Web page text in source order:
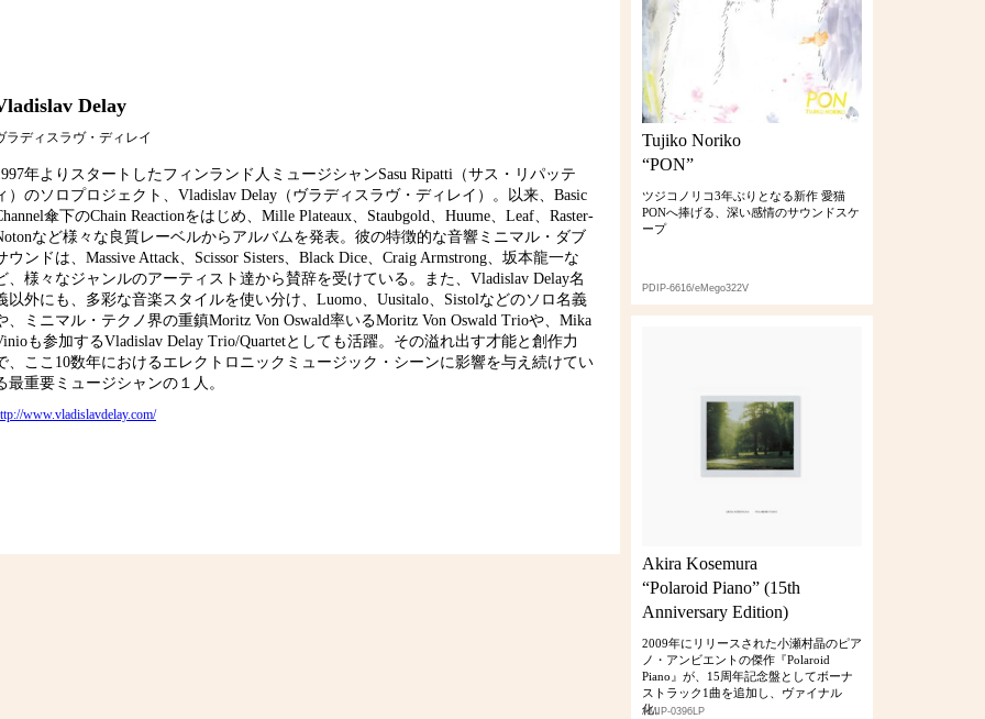
Delay
ラディスラヴ・ディレイ
年よりスタートしたフィンランド人ミュージシャンSasu Ripatti（サス・リパッテ
）のソロプロジェクト、Vladislav Delay（ヴラディスラヴ・ディレイ）。以来、Basic
傘下のChain Reactionをはじめ、Mille Plateaux、Staubgold、Huume、Leaf、Raster-
など様々な良質レーベルからアルバムを発表。彼の特徴的な音響ミニマル・ダブ
ウンドは、Massive Attack、Scissor Sisters、Black Dice、Craig Armstrong、坂本龍一な
、様々なジャンルのアーティスト達から賛辞を受けている。また、Vladislav Delay名
以外にも、多彩な音楽スタイルを使い分け、Luomo、Uusitalo、Sistolなどのソロ名義
、ミニマル・テクノ界の重鎮Moritz Von Oswald率いるMoritz Von Oswald Trioや、Mika
も参加するVladislav Delay Trio/Quartetとしても活躍。その溢れ出す才能と創作力
、ここ10数年におけるエレクトロニックミュージック・シーンに影響を与え続けてい
最重要ミュージシャンの１人。
www.vladislavdelay.com/
Tujiko Noriko
“PON”
ツジコノリコ3年ぶりとなる新作 愛猫
PONへ捧げる、深い感情のサウンドスケ
ープ
PDIP-6616/eMego322V
Akira Kosemura
“Polaroid Piano” (15th
Anniversary Edition)
2009年にリリースされた小瀬村晶のピア
ノ・アンビエントの傑作『Polaroid
Piano』が、15周年記念盤としてボーナ
ストラック1曲を追加し、ヴァイナル
化。
AMIP-0396LP